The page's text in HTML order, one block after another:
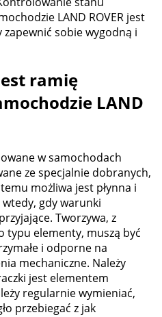
LAND ROVER jest
zapewnić sobie wygodną i
ramię
LAND
w samochodach
ze specjalnie dobranych,
możliwa jest płynna i
gdy warunki
Tworzywa, z
typu elementy, muszą być
i odporne na
mechaniczne. Należy
jest elementem
regularnie wymieniać,
przebiegać z jak